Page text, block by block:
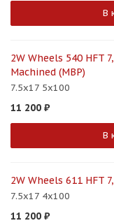
В
2W Wheels 540 HFT
Machined (MBP)
7.5x17 5x100
11 200 ₽
В
2W Wheels 611 HFT
7.5x17 4x100
11 200 ₽